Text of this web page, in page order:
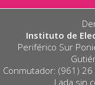
Instituto de
Periférico Sur
Conmutador: (961)
Lada sin